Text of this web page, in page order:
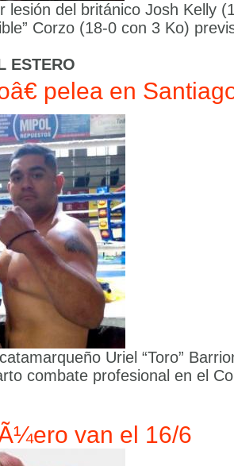
lesión del británico Josh Kelly
Corzo (18-0 con 3 Ko)
ESTERO
pelea en
Uriel “Toro”
combate profesional en el
van el 16/6